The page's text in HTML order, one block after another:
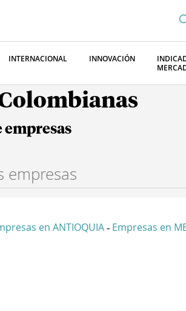
INTERNACIONAL INNOVACIÓN
en ANTIOQUIA - Empresas en